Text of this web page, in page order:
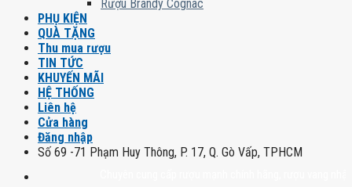
Rượu Brandy Cognac
PHỤ KIỆN
QUÀ TẶNG
Thu mua rượu
TIN TỨC
KHUYẾN MÃI
HỆ THỐNG
Liên hệ
Cửa hàng
Đăng nhập
Số 69 -71 Phạm Huy Thông, P. 17, Q. Gò Vấp, TPHCM